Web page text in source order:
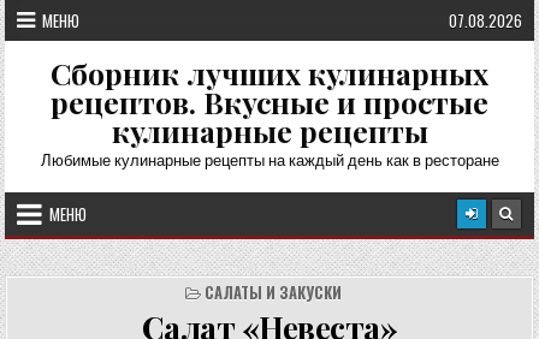
Перейти
к
содержимому
МЕНЮ 07.08.2026
Сборник лучших кулинарных
рецептов. Вкусные и простые
кулинарные рецепты
Любимые кулинарные рецепты на каждый день как в ресторане
МЕНЮ
САЛАТЫ И ЗАКУСКИ
Салат «Невеста»